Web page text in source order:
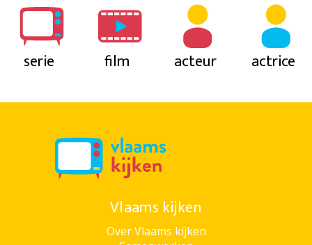
serie film acteur actrice
Vlaams kijken
Over Vlaams kijken